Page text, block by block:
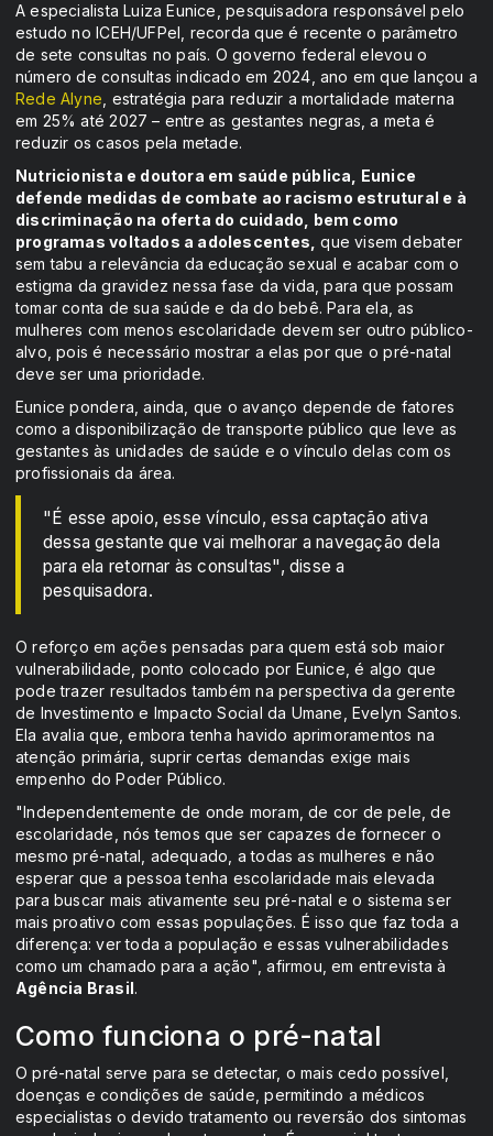
A especialista Luiza Eunice, pesquisadora responsável pelo
estudo no ICEH/UFPel, recorda que é recente o parâmetro
de sete consultas no país. O governo federal elevou o
número de consultas indicado em 2024, ano em que lançou a
Rede Alyne , estratégia para reduzir a mortalidade materna
em 25% até 2027 – entre as gestantes negras, a meta é
reduzir os casos pela metade.
Nutricionista e doutora em saúde pública, Eunice
defende medidas de combate ao racismo estrutural e à
discriminação na oferta do cuidado, bem como
programas voltados a adolescentes, que visem debater
sem tabu a relevância da educação sexual e acabar com o
estigma da gravidez nessa fase da vida, para que possam
tomar conta de sua saúde e da do bebê. Para ela, as
mulheres com menos escolaridade devem ser outro público-
alvo, pois é necessário mostrar a elas por que o pré-natal
deve ser uma prioridade.
Eunice pondera, ainda, que o avanço depende de fatores
como a disponibilização de transporte público que leve as
gestantes às unidades de saúde e o vínculo delas com os
profissionais da área.
"É esse apoio, esse vínculo, essa captação ativa
dessa gestante que vai melhorar a navegação dela
para ela retornar às consultas", disse a
pesquisadora.
O reforço em ações pensadas para quem está sob maior
vulnerabilidade, ponto colocado por Eunice, é algo que
pode trazer resultados também na perspectiva da gerente
de Investimento e Impacto Social da Umane, Evelyn Santos.
Ela avalia que, embora tenha havido aprimoramentos na
atenção primária, suprir certas demandas exige mais
empenho do Poder Público.
"Independentemente de onde moram, de cor de pele, de
escolaridade, nós temos que ser capazes de fornecer o
mesmo pré-natal, adequado, a todas as mulheres e não
esperar que a pessoa tenha escolaridade mais elevada
para buscar mais ativamente seu pré-natal e o sistema ser
mais proativo com essas populações. É isso que faz toda a
diferença: ver toda a população e essas vulnerabilidades
como um chamado para a ação", afirmou, em entrevista à
Agência Brasil.
Como funciona o pré-natal
O pré-natal serve para se detectar, o mais cedo possível,
doenças e condições de saúde, permitindo a médicos
especialistas o devido tratamento ou reversão dos sintomas